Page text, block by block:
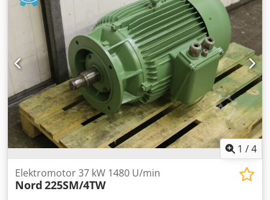
Wellendurchmesser Ø 60 mm Wellen-Zapfenlänge 135 mm
Keilnutbreite in der Welle 18 mm Flanschschdurchmesser
450 mm Zentrierdurchmesser 350 mm Lochkreis Ø 400
mm - Flanschmotor mit 8 Befestigungsbohrungen Ø 18
mm Baulänge Motorgehäuse ohne Motorwelle 660 mm
Baulänge Motorgehäuse mit Motorwelle 800 mm
Platzbedarf L x B x H 800 x 400 x 570 mm Eigengewicht 300
kg sehr guter Zustand - Neu, unbenutzt aus
Lagerauflösung
1 /4
Elektromotor 37 kW 1480 U/min
Nord 225SM/4TW